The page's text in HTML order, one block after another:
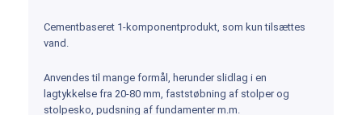
Cementbaseret 1-komponentprodukt, som kun tilsættes
vand.
Anvendes til mange formål, herunder slidlag i en
lagtykkelse fra 20-80 mm, faststøbning af stolper og
stolpesko, pudsning af fundamenter m.m.